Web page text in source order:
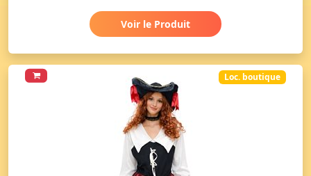
Voir le Produit
Loc. boutique